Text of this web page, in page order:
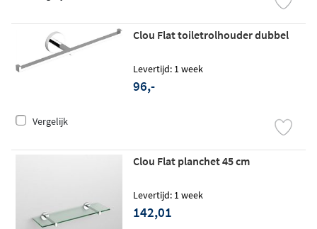
Clou Flat toiletrolhouder dubbel
Levertijd: 1 week
96,-
Vergelijk
Clou Flat planchet 45 cm
Levertijd: 1 week
142,01